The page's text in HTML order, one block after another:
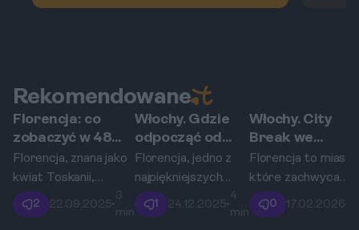
Rekomendowane
Florencja
Florencja: co
zobaczyć w 48
godzin?
Florencja, znana jako
kwiat Toskanii,
urzeka swoją bogatą
historią i
2 22.09.2025•
3
min
Florencja
Włochy. Gdzie
odpocząć od
tłumów we
Florencji?
Ogrody Boboli i
Bardini
Florencja, jedno z
najpiękniejszych
miast Włoch,
przyciąga turystów
1 24.12.2025•
4
min
Florencja
Włochy. City
Break we
Florencji:
Weekend w
kolebce
renesansu
Florencja to
które zachwyca
swoją architekturą
bogatą historią. To
0 17.02.2026•